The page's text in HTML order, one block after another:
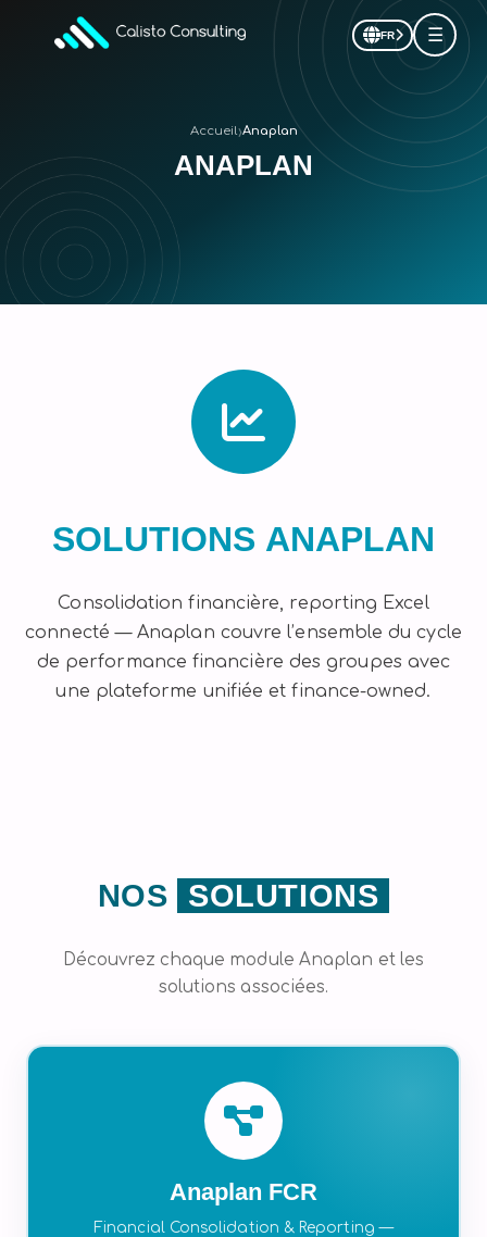
FR ☰
Accueil›Anaplan
ANAPLAN
SOLUTIONS ANAPLAN
Consolidation financière, reporting Excel
connecté — Anaplan couvre l’ensemble du cycle
de performance financière des groupes avec
une plateforme unifiée et finance-owned.
NOS SOLUTIONS
Découvrez chaque module Anaplan et les
solutions associées.
Anaplan FCR
Financial Consolidation & Reporting —